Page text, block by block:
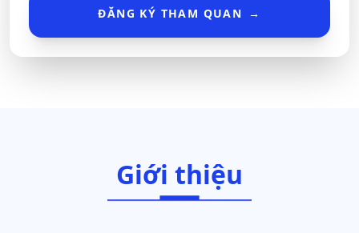
ĐĂNG KÝ THAM QUAN →
Giới thiệu